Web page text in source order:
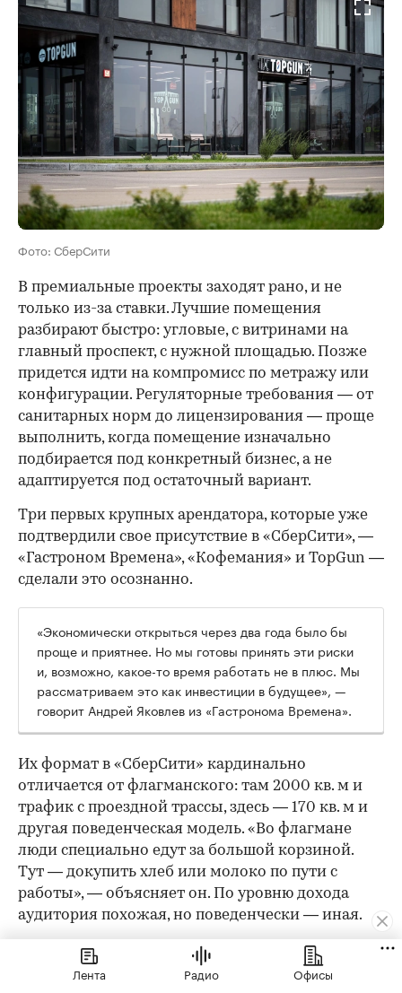
Фото: СберСити
В премиальные проекты заходят рано, и не
только из-за ставки. Лучшие помещения
разбирают быстро: угловые, с витринами на
главный проспект, с нужной площадью. Позже
придется идти на компромисс по метражу или
конфигурации. Регуляторные требования — от
санитарных норм до лицензирования — проще
выполнить, когда помещение изначально
подбирается под конкретный бизнес, а не
адаптируется под остаточный вариант.
Три первых крупных арендатора, которые уже
подтвердили свое присутствие в «СберСити», —
«Гастроном Времена», «Кофемания» и TopGun —
сделали это осознанно.
«Экономически открыться через два года было бы
проще и приятнее. Но мы готовы принять эти риски
и, возможно, какое-то время работать не в плюс. Мы
рассматриваем это как инвестиции в будущее», —
говорит Андрей Яковлев из «Гастронома Времена».
Их формат в «СберСити» кардинально
отличается от флагманского: там 2000 кв. м и
трафик с проездной трассы, здесь — 170 кв. м и
другая поведенческая модель. «Во флагмане
люди специально едут за большой корзиной.
Тут — докупить хлеб или молоко по пути с
работы», — объясняет он. По уровню дохода
аудитория похожая, но поведенчески — иная.
Ключевые «фишки» остаются: качество
собственного производства, кулинария, готовая
Лента Радио Офисы